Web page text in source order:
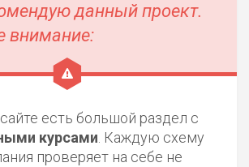
данный проект.
внимание:
есть большой раздел с
курсами. Каждую схему
проверяет на себе не